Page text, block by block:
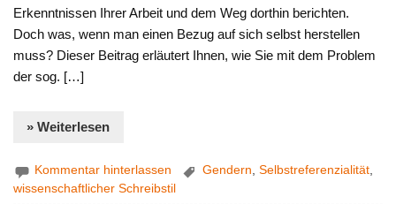
Erkenntnissen Ihrer Arbeit und dem Weg dorthin berichten.
Doch was, wenn man einen Bezug auf sich selbst herstellen
muss? Dieser Beitrag erläutert Ihnen, wie Sie mit dem Problem
der sog. […]
» Weiterlesen
Kommentar hinterlassen Gendern,Selbstreferenzialität,
wissenschaftlicher Schreibstil